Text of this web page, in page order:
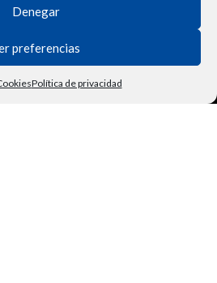
Denegar
preferencias
Política de privacidad